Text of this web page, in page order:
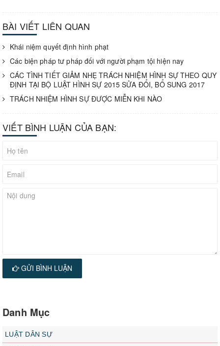
BÀI VIẾT LIÊN QUAN
Khái niệm quyết định hình phạt
Các biện pháp tư pháp đối với người phạm tội hiện nay
CÁC TÌNH TIẾT GIẢM NHẸ TRÁCH NHIỆM HÌNH SỰ THEO QUY
ĐỊNH TẠI BỘ LUẬT HÌNH SỰ 2015 SỬA ĐỔI, BỔ SUNG 2017
TRÁCH NHIỆM HÌNH SỰ ĐƯỢC MIỄN KHI NÀO
VIẾT BÌNH LUẬN CỦA BẠN:
GỬI BÌNH LUẬN
Danh Mục
LUẬT DÂN SỰ